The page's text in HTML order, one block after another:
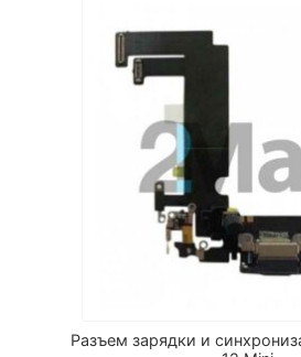
Разъем зарядки и